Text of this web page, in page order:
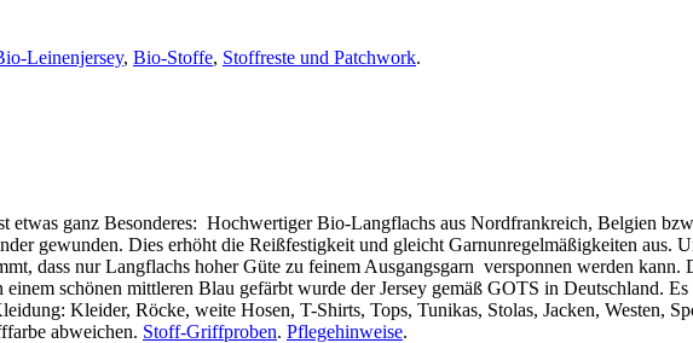
Leinenjersey, Bio-Stoffe, Stoffreste und Patchwork.
etwas ganz Besonderes: Hochwertiger Bio-Langflachs aus Nordfrankreich, Belgien
gewunden. Dies erhöht die Reißfestigkeit und gleicht Garnunregelmäßigkeiten aus.
dass nur Langflachs hoher Güte zu feinem Ausgangsgarn versponnen werden
schönen mittleren Blau gefärbt wurde der Jersey gemäß GOTS in Deutschland.
Kleider, Röcke, weite Hosen, T-Shirts, Tops, Tunikas, Stolas, Jacken, Westen,
abweichen. Stoff-Griffproben. Pflegehinweise.